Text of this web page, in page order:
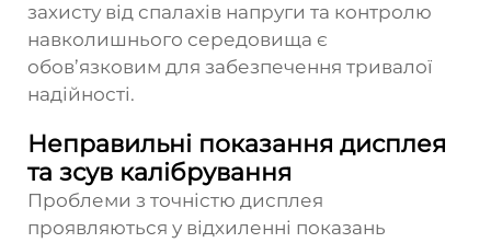
захисту від спалахів напруги та контролю
навколишнього середовища є
обов’язковим для забезпечення тривалої
надійності.
Неправильні показання дисплея
та зсув калібрування
Проблеми з точністю дисплея
проявляються у відхиленні показань